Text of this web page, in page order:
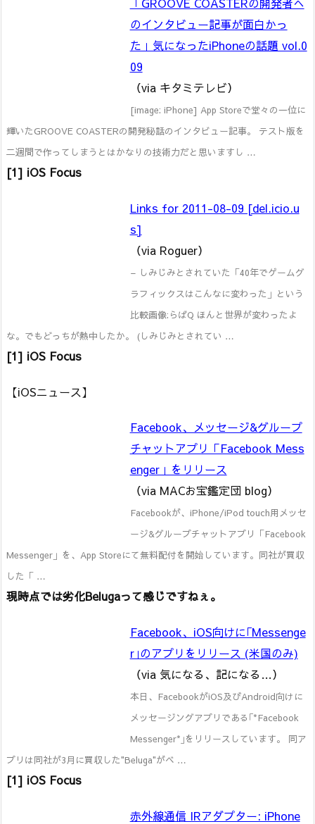
のインタビュー記事が面白かっ
た」気になったiPhoneの話題 vol.0
09
（via キタミテレビ）
[image: iPhone] App Storeで堂々の一位に
輝いたGROOVE COASTERの開発秘話のインタビュー記事。 テスト版を
二週間で作ってしまうとはかなりの技術力だと思いますし …
[1] iOS Focus
Links for 2011-08-09 [del.icio.u
s]
（via Roguer）
– しみじみとされていた「40年でゲームグ
ラフィックスはこんなに変わった」という
比較画像:らばQ ほんと世界が変わったよ
な。でもどっちが熱中したか。 (しみじみとされてい …
[1] iOS Focus
【iOSニュース】
Facebook、メッセージ&グループ
チャットアプリ「Facebook Mess
enger」をリリース
（via MACお宝鑑定団 blog）
Facebookが、iPhone/iPod touch用メッセ
ージ&グループチャットアプリ「Facebook
Messenger」を、App Storeにて無料配付を開始しています。同社が買収
した「 …
現時点では劣化Belugaって感じですねぇ。
Facebook、iOS向けに｢Messenge
r｣のアプリをリリース (米国のみ)
（via 気になる、記になる…）
本日、FacebookがiOS及びAndroid向けに
メッセージングアプリである｢*Facebook
Messenger*｣をリリースしています。 同ア
プリは同社が3月に買収した"Beluga"がベ …
[1] iOS Focus
赤外線通信 IRアダプター: iPhone